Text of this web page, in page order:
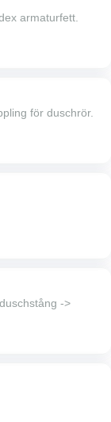
armaturfett.
för duschrör.
->